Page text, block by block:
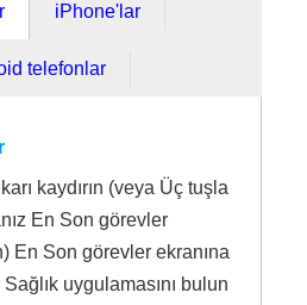
iPhone'lar
telefonlar
kaydırın (veya Üç tuşla
En Son görevler
En Son görevler ekranına
uygulamasını bulun